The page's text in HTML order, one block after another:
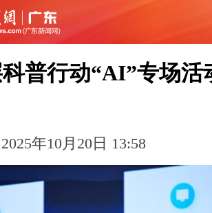
普行动“AI”专场活
年10月20日 13:58